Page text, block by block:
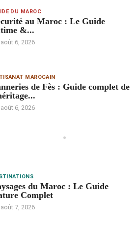
DU MAROC
au Maroc : Le Guide
&...
août 6, 2026
MAROCAIN
de Fès : Guide complet de
août 6, 2026
du Maroc : Le Guide
Complet
août 7, 2026